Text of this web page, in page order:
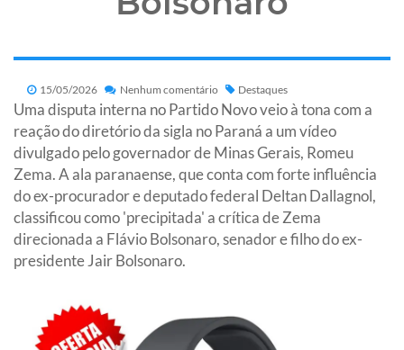
15/05/2026 Nenhum comentário Destaques
Uma disputa interna no Partido Novo veio à tona com a
reação do diretório da sigla no Paraná a um vídeo
divulgado pelo governador de Minas Gerais, Romeu
Zema. A ala paranaense, que conta com forte influência
do ex-procurador e deputado federal Deltan Dallagnol,
classificou como 'precipitada' a crítica de Zema
direcionada a Flávio Bolsonaro, senador e filho do ex-
presidente Jair Bolsonaro.